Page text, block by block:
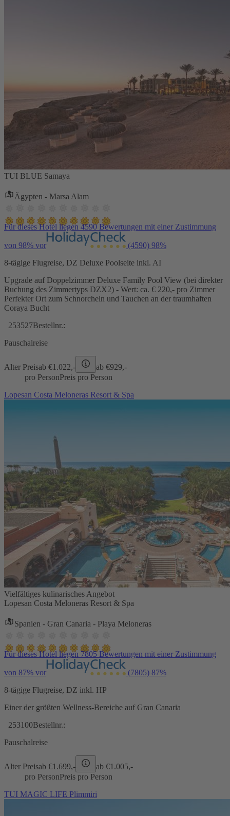
TUI BLUE Samaya
Ägypten - Marsa Alam
Für dieses Hotel liegen 4590 Bewertungen mit einer Zustimmung
von 98% vor (4590) 98%
8-tägige Flugreise, DZ Deluxe Poolseite inkl. AI
Upgrade auf Doppelzimmer Deluxe Family Pool View (bei direkter
Buchung des Zimmertyps DZX2) - Wert: ca. € 220,- pro Zimmer
Perfekter Ort zum Schnorcheln und Tauchen an der traumhaften
Coraya Bucht
253527Bestellnr.:
Pauschalreise
Alter Preisab €1.022,- ab €929,-
pro PersonPreis pro Person
Lopesan Costa Meloneras Resort & Spa
Vielfältiges kulinarisches Angebot
Lopesan Costa Meloneras Resort & Spa
Spanien - Gran Canaria - Playa Meloneras
Für dieses Hotel liegen 7805 Bewertungen mit einer Zustimmung
von 87% vor (7805) 87%
8-tägige Flugreise, DZ inkl. HP
Einer der größten Wellness-Bereiche auf Gran Canaria
253100Bestellnr.:
Pauschalreise
Alter Preisab €1.699,- ab €1.005,-
pro PersonPreis pro Person
TUI MAGIC LIFE Plimmiri